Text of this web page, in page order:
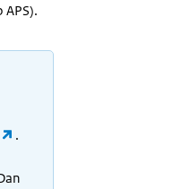
APS).
.